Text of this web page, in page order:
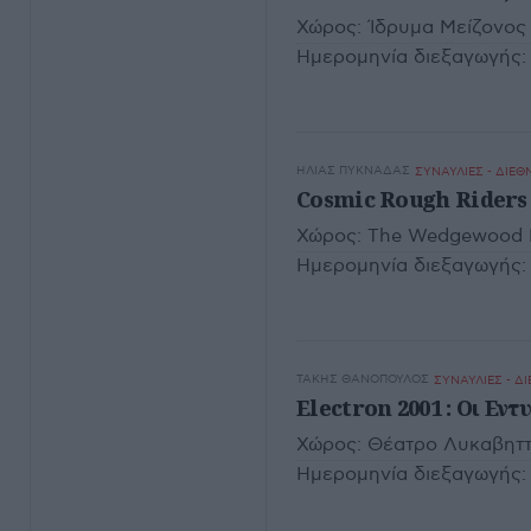
Χώρος: Ίδρυμα
Ημερομηνία διεξαγωγής:
ΗΛΊΑΣ ΠΥΚΝΆΔΑΣ ΣΥΝΑΥΛΙΕΣ -
Cosmic Rough
Χώρος: The Wedgewood
Ημερομηνία διεξαγωγής:
ΤΆΚΗΣ ΘΑΝΌΠΟΥΛΟΣ ΣΥΝΑΥΛΙΕΣ -
Electron 2001 : Οι
Χώρος: Θέατρο
Ημερομηνία διεξαγωγής: